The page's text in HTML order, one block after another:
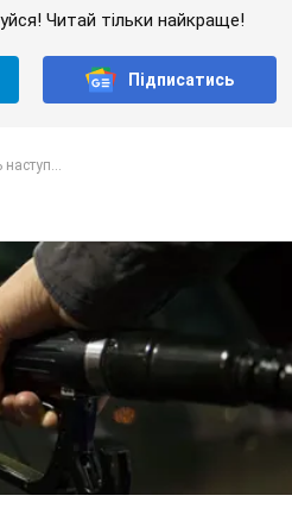
Читай тільки найкраще!
Підписатись
наступ...